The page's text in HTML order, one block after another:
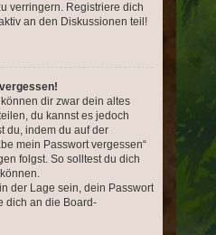
verringern. Registriere dich
an den Diskussionen teil!
dir zwar dein altes
du kannst es jedoch
du, indem du auf der
mein Passwort vergessen“
folgst. So solltest du dich
der Lage sein, dein Passwort
dich an die Board-